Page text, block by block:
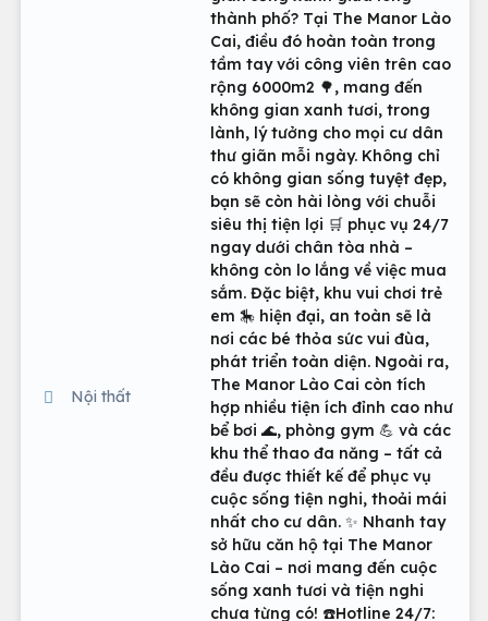
Nội thất
thành phố? Tại The Manor Lào
Cai, điều đó hoàn toàn trong
tầm tay với công viên trên cao
rộng 6000m2 🌳, mang đến
không gian xanh tươi, trong
lành, lý tưởng cho mọi cư dân
thư giãn mỗi ngày. Không chỉ
có không gian sống tuyệt đẹp,
bạn sẽ còn hài lòng với chuỗi
siêu thị tiện lợi 🛒 phục vụ 24/7
ngay dưới chân tòa nhà –
không còn lo lắng về việc mua
sắm. Đặc biệt, khu vui chơi trẻ
em 🎠 hiện đại, an toàn sẽ là
nơi các bé thỏa sức vui đùa,
phát triển toàn diện. Ngoài ra,
The Manor Lào Cai còn tích
hợp nhiều tiện ích đỉnh cao như
bể bơi 🌊, phòng gym 💪 và các
khu thể thao đa năng – tất cả
đều được thiết kế để phục vụ
cuộc sống tiện nghi, thoải mái
nhất cho cư dân. ✨ Nhanh tay
sở hữu căn hộ tại The Manor
Lào Cai – nơi mang đến cuộc
sống xanh tươi và tiện nghi
chưa từng có! ☎️Hotline 24/7: